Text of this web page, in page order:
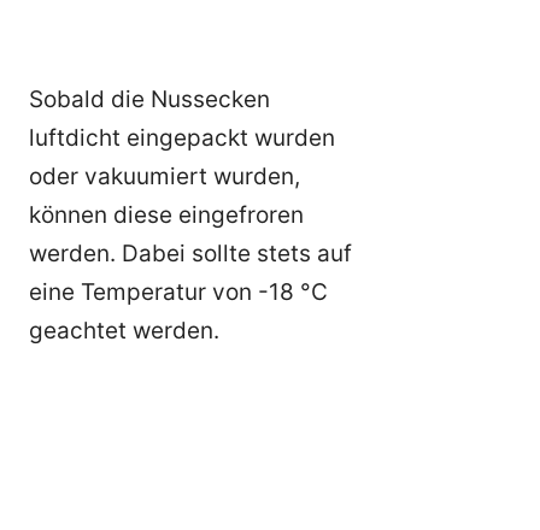
Sobald die Nussecken
luftdicht eingepackt wurden
oder vakuumiert wurden,
können diese eingefroren
werden. Dabei sollte stets auf
eine Temperatur von -18 °C
geachtet werden.